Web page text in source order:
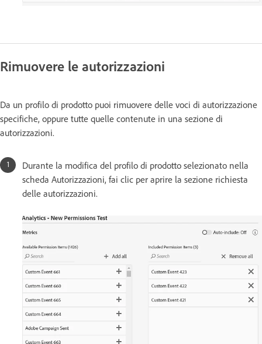
Rimuovere le autorizzazioni
Da un profilo di prodotto puoi rimuovere delle voci di autorizzazione
specifiche, oppure tutte quelle contenute in una sezione di
autorizzazioni.
Durante la modifica del profilo di prodotto selezionato nella
scheda Autorizzazioni, fai clic per aprire la sezione richiesta
delle autorizzazioni.